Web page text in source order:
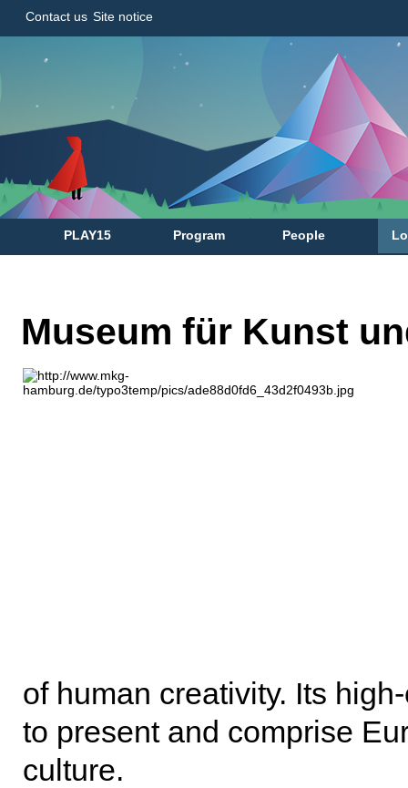
Contact us Site notice
PLAY15 Program People
Museum für Kunst
of human creativity. Its
to present and comprise
culture.